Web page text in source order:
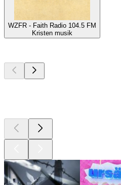
WZFR - Faith Radio 104.5 FM
Kristen musik